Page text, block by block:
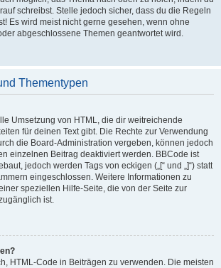
schreibst. Stelle jedoch sicher, dass du die Regeln
Es wird meist nicht gerne gesehen, wenn ohne
abgeschlossene Themen geantwortet wird.
Thementypen
Umsetzung von HTML, die dir weitreichende
für deinen Text gibt. Die Rechte zur Verwendung
die Board-Administration vergeben, können jedoch
einzelnen Beitrag deaktiviert werden. BBCode ist
jedoch werden Tags von eckigen („[“ und „]“) statt
eingeschlossen. Weitere Informationen zu
speziellen Hilfe-Seite, die von der Seite zur
ist.
HTML-Code in Beiträgen zu verwenden. Die meisten